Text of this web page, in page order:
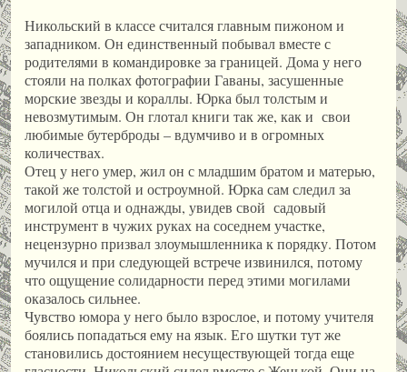
Никольский в классе считался главным пижоном и
западником. Он единственный побывал вместе с
родителями в командировке за границей. Дома у него
стояли на полках фотографии Гаваны, засушенные
морские звезды и кораллы. Юрка был толстым и
невозмутимым. Он глотал книги так же, как и свои
любимые бутерброды – вдумчиво и в огромных
количествах.
Отец у него умер, жил он с младшим братом и матерью,
такой же толстой и остроумной. Юрка сам следил за
могилой отца и однажды, увидев свой садовый
инструмент в чужих руках на соседнем участке,
нецензурно призвал злоумышленника к порядку. Потом
мучился и при следующей встрече извинился, потому
что ощущение солидарности перед этими могилами
оказалось сильнее.
Чувство юмора у него было взрослое, и потому учителя
боялись попадаться ему на язык. Его шутки тут же
становились достоянием несуществующей тогда еще